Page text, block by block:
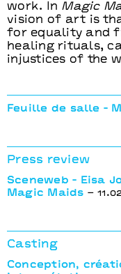
work. In Magic
vision of art is
for equality and
healing rituals,
injustices of the
Feuille de salle -
Press review
Sceneweb - Eisa
Magic Maids –
Casting
Conception,